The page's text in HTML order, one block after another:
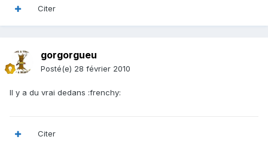
Citer
gorgorgueu
Posté(e) 28 février 2010
Il y a du vrai dedans :frenchy:
Citer